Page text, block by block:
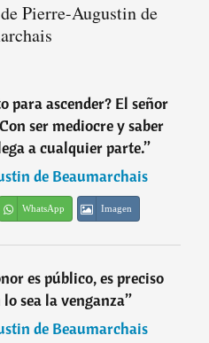
Pierre-Augustin de
para ascender? El señor
ser mediocre y saber
a cualquier parte.”
de Beaumarchais
WhatsApp Imagen
es público, es preciso
sea la venganza”
de Beaumarchais